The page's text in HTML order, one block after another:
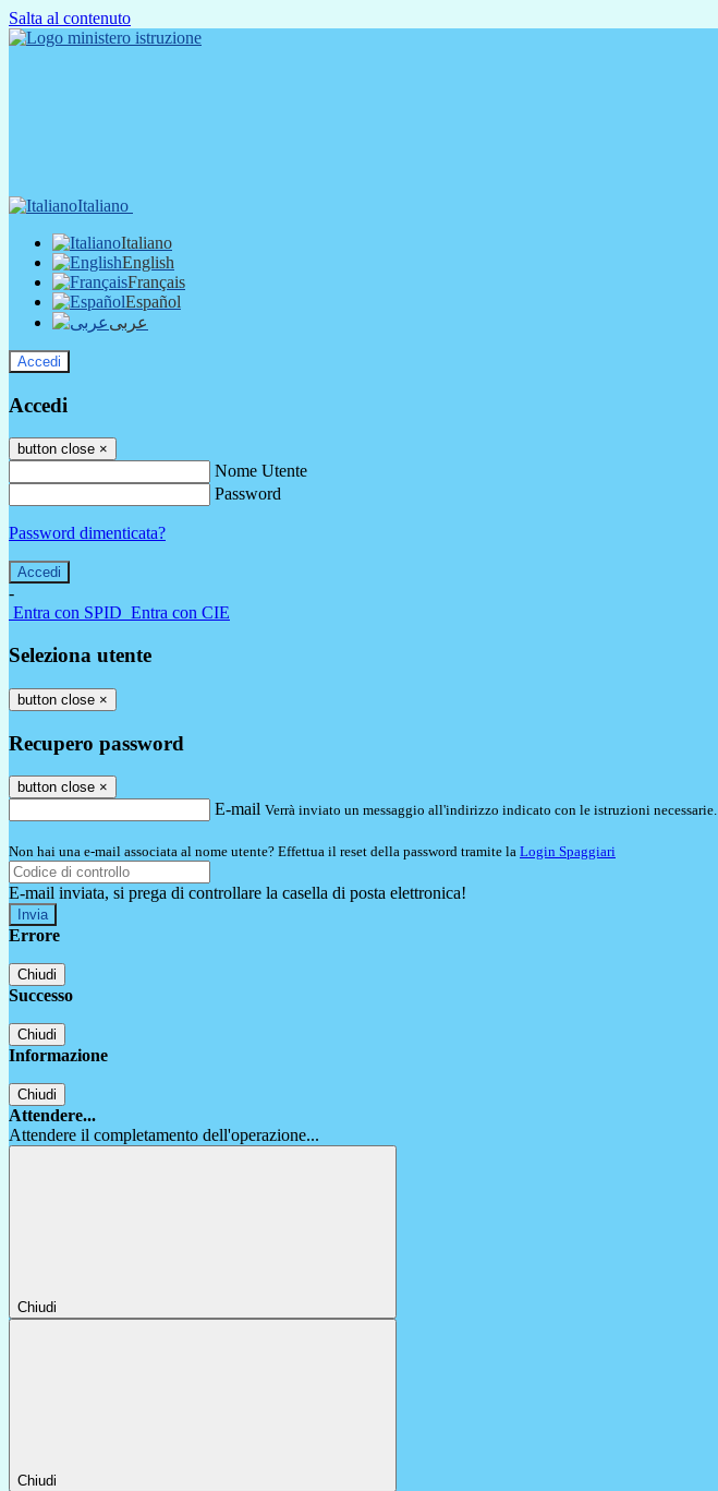
Salta al contenuto
Italiano
Italiano
English
Français
Español
عربى
Accedi
Accedi
button close ×
Nome Utente
Password
Password dimenticata?
-
Entra con SPID Entra con CIE
Seleziona utente
button close ×
Recupero password
button close ×
E-mail Verrà inviato un messaggio all'indirizzo indicato con le istruzioni necessarie.
Non hai una e-mail associata al nome utente? Effettua il reset della password tramite la Login Spaggiari
E-mail inviata, si prega di controllare la casella di posta elettronica!
Errore
Chiudi
Successo
Chiudi
Informazione
Chiudi
Attendere...
Attendere il completamento dell'operazione...
Chiudi
Chiudi